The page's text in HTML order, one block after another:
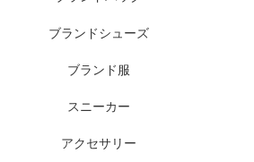
ブランドシューズ
ブランド服
スニーカー
アクセサリー